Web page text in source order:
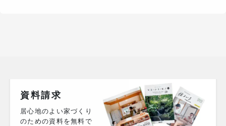
資料請求
居心地のよい家づくり
のための資料を無料で